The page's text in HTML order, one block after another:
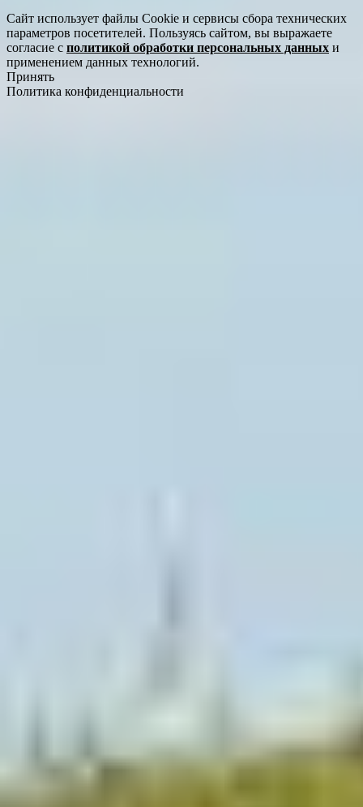
Сайт использует файлы Cookie и сервисы сбора технических
параметров посетителей. Пользуясь сайтом, вы выражаете
согласие с политикой обработки персональных данных и
применением данных технологий.
Принять
Политика конфиденциальности